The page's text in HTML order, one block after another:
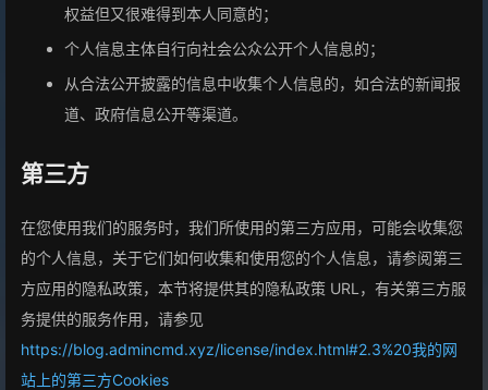
权益但又很难得到本人同意的；
个人信息主体自行向社会公众公开个人信息的；
从合法公开披露的信息中收集个人信息的，如合法的新闻报
道、政府信息公开等渠道。
第三方
在您使用我们的服务时，我们所使用的第三方应用，可能会收集您
的个人信息，关于它们如何收集和使用您的个人信息，请参阅第三
方应用的隐私政策，本节将提供其的隐私政策 URL，有关第三方服
务提供的服务作用，请参见
https://blog.admincmd.xyz/license/index.html#2.3%20我的网
站上的第三方Cookies